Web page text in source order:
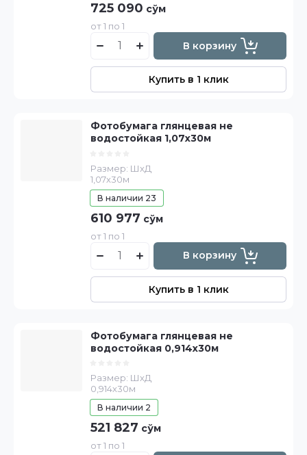
725 090 сўм
от 1 по 1
В корзину
Купить в 1 клик
Фотобумага глянцевая не
водостойкая 1,07х30м
Размер: ШхД
1,07х30м
В наличии 23
610 977 сўм
от 1 по 1
В корзину
Купить в 1 клик
Фотобумага глянцевая не
водостойкая 0,914х30м
Размер: ШхД
0,914х30м
В наличии 2
521 827 сўм
от 1 по 1